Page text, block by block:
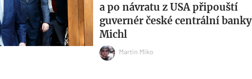
a po návratu z USA připouští
guvernér české centrální banky
Michl
Martin Miko